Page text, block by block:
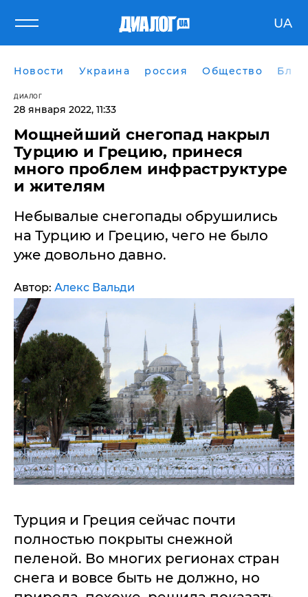
UA
Новости Украина россия Общество
ДИАЛОГ
28 января 2022, 11:33
Мощнейший снегопад накрыл
Турцию и Грецию, принеся
много проблем инфраструктуре
и жителям
Небывалые снегопады обрушились
на Турцию и Грецию, чего не было
уже довольно давно.
Автор: Алекс Вальди
Турция и Греция сейчас почти
полностью покрыты снежной
пеленой. Во многих регионах стран
снега и вовсе быть не должно, но